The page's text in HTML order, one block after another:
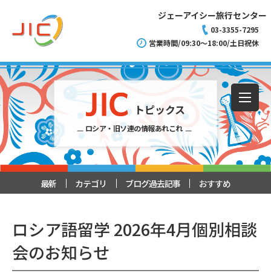
ジェーアイシー旅行センター
03-3355-7295
営業時間/09:30～18:00/土日祝休
トピックス
ロシア・旧ソ連の情報あれこれ
最新 カテゴリ ブログ過去記事 おすすめ
ロシア語留学 2026年4月個別相談
会のお知らせ